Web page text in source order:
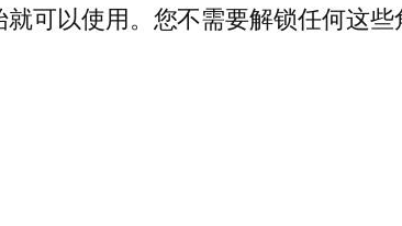
可以使用。您不需要解锁任何这些